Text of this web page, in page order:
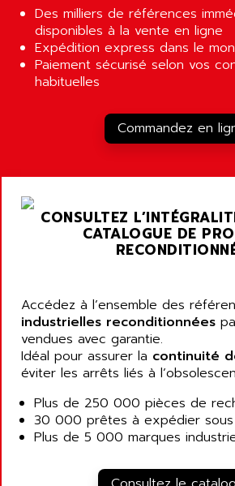
S900
PHASEO
SIMATIC-S5
SIMATIC FIELD PG
ARGOLUX AS
ALTISTART
TEXT DISPLAY
SMTBD1
SMT
SMTB
CPX37
CE65
SINUMERIK 840C
AIRBUS
AIRCOM
AIRELEC
AIRMASTER R1
AIRMASTER R1HMI
AIRMAT
AISA
AIXIA SYSTEMES
AJC BATTERY
AJR DIFFUSION
AK ELECTRONIQUE
AKA
AKER
AKIM AG
AKKU
AKO
ALACATEL
Des milliers de références
disponibles à la vente en ligne
Expédition express dans le
Paiement sécurisé selon vos
habituelles
Commandez en
CONSULTEZ
CATALOGUE DE
Accédez à l’ensemble des
industrielles reconditionnées
vendues avec garantie.
Idéal pour assurer la continuité
éviter les arrêts liés à
Plus de 250 000 pièces de
30 000 prêtes à expédier
Plus de 5 000 marques